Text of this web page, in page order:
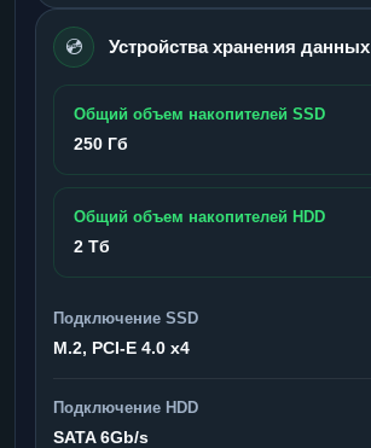
💿 Устройства хранения данных
Общий объем накопителей SSD
250 Гб
Общий объем накопителей HDD
2 Тб
Подключение SSD
M.2, PCI-E 4.0 x4
Подключение HDD
SATA 6Gb/s